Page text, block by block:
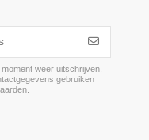
weer uitschrijven.
gebruiken